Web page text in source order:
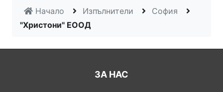
Начало Изпълнители
София
"Христони" ЕООД
ЗА НАС